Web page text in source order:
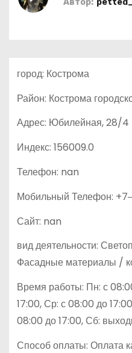
город: Кострома
Район: Кострома
Адрес: Юбилейная, 28/4
Индекс: 156009.0
Телефон: nan
Мобильный Телефон:
Сайт: nan
вид деятельности:
Фасадные материалы /
Время работы: Пн: с
17:00, Ср: с 08:00 до
08:00 до 17:00, Сб:
Способ оплаты: Оплата